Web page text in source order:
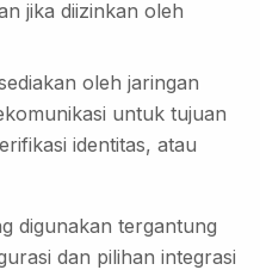
jika diizinkan oleh
oleh jaringan
untuk tujuan
identitas, atau
digunakan tergantung
dan pilihan integrasi